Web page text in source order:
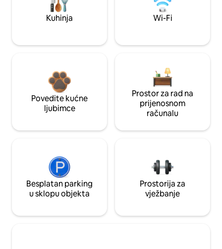
Kuhinja Wi-Fi
Povedite kućne
ljubimce
Prostor za rad na
prijenosnom
računalu
Besplatan parking
u sklopu objekta
Prostorija za
vježbanje